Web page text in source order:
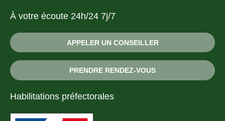
À votre écoute 24h/24 7j/7
APPELER UN CONSEILLER
PRENDRE RENDEZ-VOUS
Habilitations préfectorales